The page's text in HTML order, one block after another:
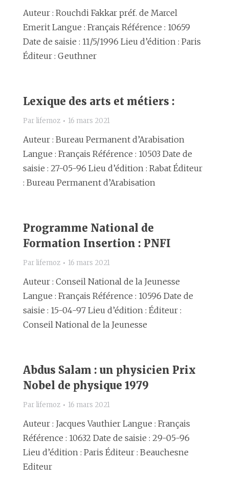
Auteur : Rouchdi Fakkar préf. de Marcel
Emerit Langue : Français Référence : 10659
Date de saisie : 11/5/1996 Lieu d’édition : Paris
Éditeur : Geuthner
Lexique des arts et métiers :
Par lifemoz 16 mars 2021
Auteur : Bureau Permanent d’Arabisation
Langue : Français Référence : 10503 Date de
saisie : 27-05-96 Lieu d’édition : Rabat Éditeur
: Bureau Permanent d’Arabisation
Programme National de
Formation Insertion : PNFI
Par lifemoz 16 mars 2021
Auteur : Conseil National de la Jeunesse
Langue : Français Référence : 10596 Date de
saisie : 15-04-97 Lieu d’édition : Éditeur :
Conseil National de la Jeunesse
Abdus Salam : un physicien Prix
Nobel de physique 1979
Par lifemoz 16 mars 2021
Auteur : Jacques Vauthier Langue : Français
Référence : 10632 Date de saisie : 29-05-96
Lieu d’édition : Paris Éditeur : Beauchesne
Editeur